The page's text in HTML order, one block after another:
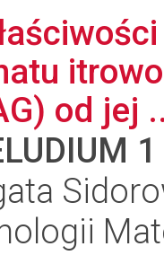
od jej
1